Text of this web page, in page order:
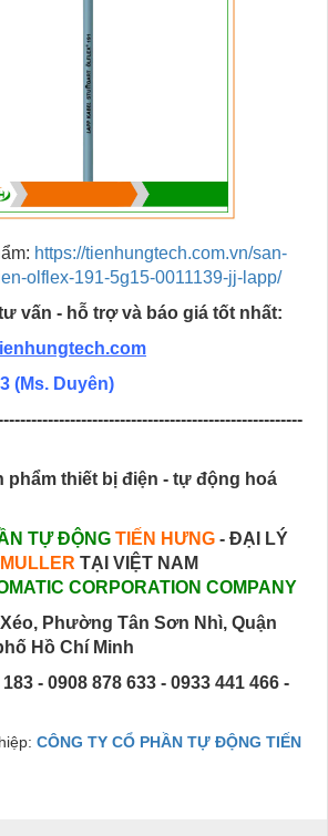
https://tienhungtech.com.vn/san-
olflex-191-5g15-0011139-jj-lapp/
vấn - hỗ trợ và báo giá tốt nhất:
(Ms. Duyên)
phẩm thiết bị điện - tự động hoá
TỰ ĐỘNG TIẾN HƯNG - ĐẠI LÝ
TẠI VIỆT NAM
CORPORATION COMPANY
Phường Tân Sơn Nhì, Quận
Hồ Chí Minh
- 0908 878 633 - 0933 441 466 -
CÔNG TY CỔ PHẦN TỰ ĐỘNG TIẾN